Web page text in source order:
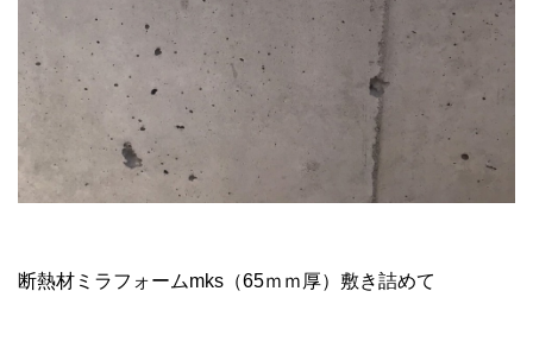
断熱材ミラフォームmks（65ｍｍ厚）敷き詰めて